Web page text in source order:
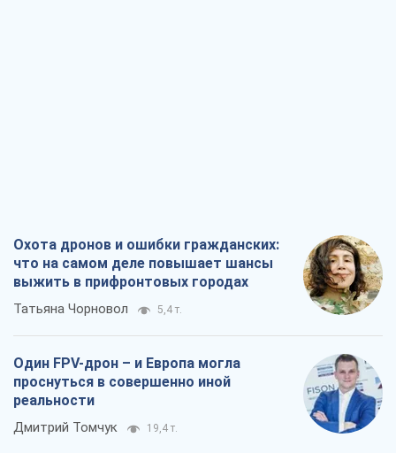
Охота дронов и ошибки гражданских:
что на самом деле повышает шансы
выжить в прифронтовых городах
Татьяна Чорновол 5,4 т.
Один FPV-дрон – и Европа могла
проснуться в совершенно иной
реальности
Дмитрий Томчук 19,4 т.